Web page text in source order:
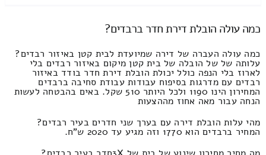
כמה עולה הובלת דירת חדר ברבדים?
כמה עולה העברה של דירה שמיועדת לבית קטן באיזור רבדים?
עלותה של של הובלה של בית קטן מיקום באיזור רבדים בלי
לארוז בלי הנפה כולל יכולת הובלת דירת חדר בודד באיזור
רבדים עם מדרגות בסיפוח עבודות עבודת סחיבה ברבדים
המחירון הינו 1190 ולכל היותר 510 שקל. באים בהבטחה לעשות
הנחה עבור מאה אחוז מההצעות
מהי עלות הובלת דירה עם בערך שני חדרים בעיר רבדים?
המחיר ברבדים הוא 1770 וזה מגיע עד 2020 ש"ח.